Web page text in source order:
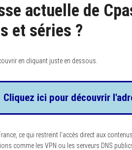
actuelle de
et séries ?
en cliquant juste en dessous.
Cliquez ici pour découvrir
ce qui restreint l’accès direct aux
comme les VPN ou les serveurs DNS